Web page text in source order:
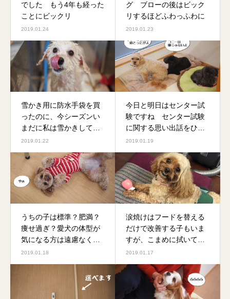
でした もう4年も経った
ことにビックリ
2019.01.24
グ ブローの後はビック
リするほどふわっふわに
2019.01.23
雪かき用に防水手袋を買
ったのに、今シーズンい
まだに私は雪かきしてま
せん このまま春が来ま
2019.01.22
今日と明日はセンター試
験ですね センター試験
に関する思い出話をひと
つ思い出しました
2019.01.19
うちの子は標準？肥満？
痩せ過ぎ？愛犬の体型が
気になる方は遠慮なく聞
いてくださいね
2019.01.18
涙焼けはフードを替える
だけで改善する子もいま
すが、こまめに拭いてあ
げるだけでも全然違いま
2019.01.17